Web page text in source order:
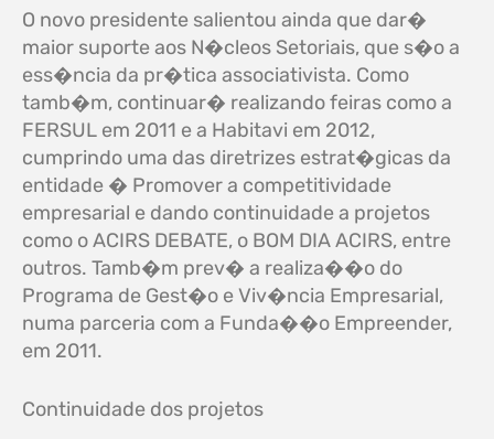
O novo presidente salientou ainda que dar�
maior suporte aos N�cleos Setoriais, que s�o a
ess�ncia da pr�tica associativista. Como
tamb�m, continuar� realizando feiras como a
FERSUL em 2011 e a Habitavi em 2012,
cumprindo uma das diretrizes estrat�gicas da
entidade � Promover a competitividade
empresarial e dando continuidade a projetos
como o ACIRS DEBATE, o BOM DIA ACIRS, entre
outros. Tamb�m prev� a realiza��o do
Programa de Gest�o e Viv�ncia Empresarial,
numa parceria com a Funda��o Empreender,
em 2011.
Continuidade dos projetos